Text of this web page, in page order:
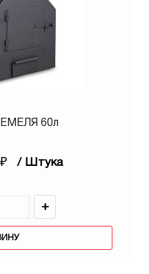
ЕМЕЛЯ 60л
₽ / Штука
+